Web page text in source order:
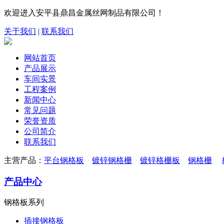
欢迎进入安平县鼎昌金属丝网制品有限公司！
关于我们 | 联系我们
网站首页
产品展示
车间实景
工程案例
新闻中心
常见问题
荣誉资质
公司简介
联系我们
主营产品： 平台钢格板 镀锌钢格栅 镀锌格栅板 钢格栅
产品中心
钢格板系列
插接钢格板